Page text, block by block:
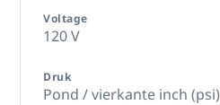
Voltage
120 V
Druk
Pond / vierkante inch (psi)